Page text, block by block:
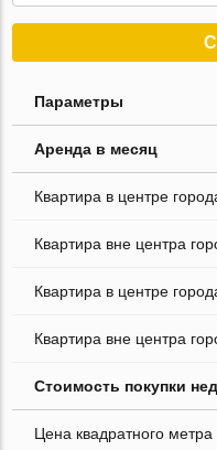
Параметры
Аренда в месяц
Квартира в центре
Квартира вне центра
Квартира в центре
Квартира вне центра
Стоимость покупки
Цена квадратного метра